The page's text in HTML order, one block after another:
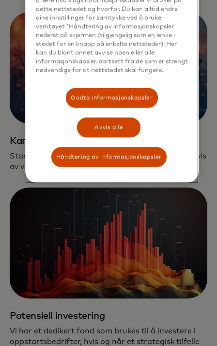
Kanaler + kunder
Start Path gir oppstartsbedrifter tilgang til tusenvis
av våre kunder og partnere over hele verden.
Potensiell investering
Vi har et dedikert fond som brukes til å investere i
oppstartsbedrifter, hvis og når et strategisk tilfelle
dette nettstedet og hvorfor. Du kan alltid endre
dine innstillinger for samtykke ved å bruke
verktøyet 'Håndtering av informasjonskapsler'
nederst på skjermen (tilgjengelig som en lenke i
stedet for en knapp på enkelte nettsteder). Her
kan du blant annet avvise noen eller alle
informasjonskapsler, bortsett fra de som er strengt
nødvendige for at nettstedet skal fungere.
Godta informasjonskapsler
Avvis alle
Håndtering av informasjonskapsler